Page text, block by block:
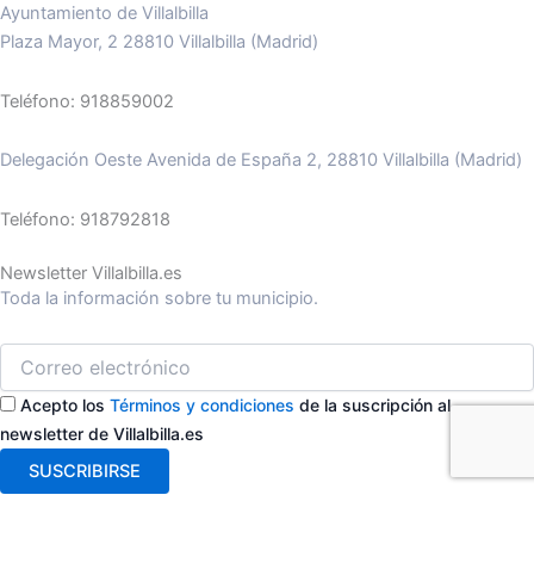
Ayuntamiento de Villalbilla
Plaza Mayor, 2 28810 Villalbilla (Madrid)
Teléfono: 918859002
Delegación Oeste Avenida de España 2, 28810 Villalbilla (Madrid)
Teléfono: 918792818
Newsletter Villalbilla.es
Toda la información sobre tu municipio.
Acepto los Términos y condiciones de la suscripción al
newsletter de Villalbilla.es
SUSCRIBIRSE